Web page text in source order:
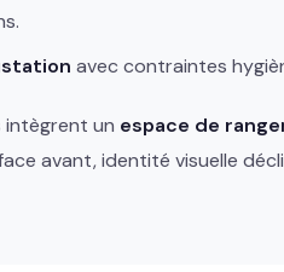
avec contraintes
intègrent un espace de
avant, identité visuelle